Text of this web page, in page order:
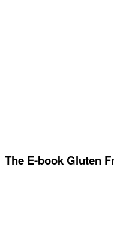
The E-book Gluten